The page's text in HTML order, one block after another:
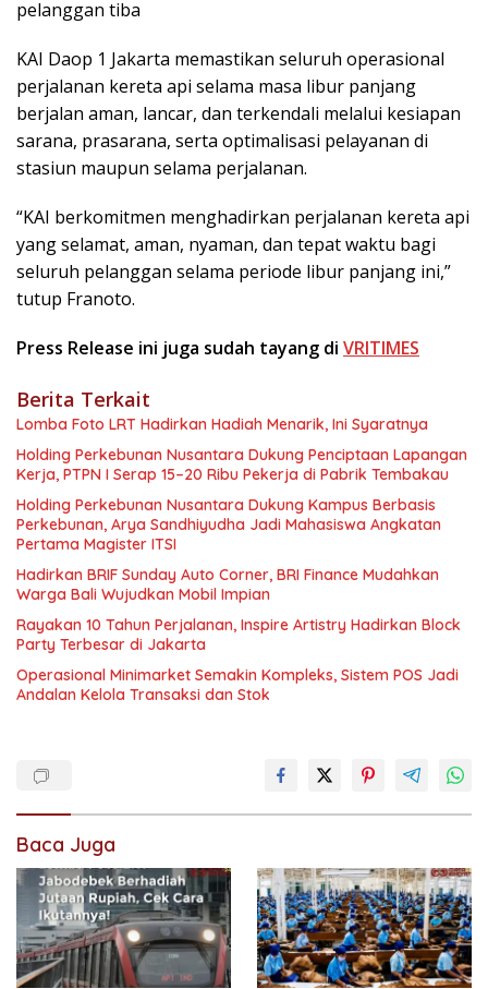
pelanggan tiba
KAI Daop 1 Jakarta memastikan seluruh operasional
perjalanan kereta api selama masa libur panjang
berjalan aman, lancar, dan terkendali melalui kesiapan
sarana, prasarana, serta optimalisasi pelayanan di
stasiun maupun selama perjalanan.
“KAI berkomitmen menghadirkan perjalanan kereta api
yang selamat, aman, nyaman, dan tepat waktu bagi
seluruh pelanggan selama periode libur panjang ini,”
tutup Franoto.
Press Release ini juga sudah tayang di VRITIMES
Berita Terkait
Lomba Foto LRT Hadirkan Hadiah Menarik, Ini Syaratnya
Holding Perkebunan Nusantara Dukung Penciptaan Lapangan
Kerja, PTPN I Serap 15–20 Ribu Pekerja di Pabrik Tembakau
Holding Perkebunan Nusantara Dukung Kampus Berbasis
Perkebunan, Arya Sandhiyudha Jadi Mahasiswa Angkatan
Pertama Magister ITSI
Hadirkan BRIF Sunday Auto Corner, BRI Finance Mudahkan
Warga Bali Wujudkan Mobil Impian
Rayakan 10 Tahun Perjalanan, Inspire Artistry Hadirkan Block
Party Terbesar di Jakarta
Operasional Minimarket Semakin Kompleks, Sistem POS Jadi
Andalan Kelola Transaksi dan Stok
Baca Juga